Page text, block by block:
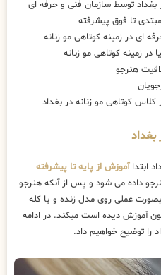
بغداد توسط سازمان فنی و حرفه ای
ای در زمینه کوتاهی مو زنانه
زمینه کوتاهی مو زنانه
هنرجو
کوتاهی مو زنانه در بغداد
بغداد
ابتداآموزش از پایه تا پیشرفته
داده می شود و پس از آنکه هنرجو
بصورت عملی روی مدل زنده و یا کله
آموزش دیده است میکند. در ادامه
را توضیح خواهیم داد.